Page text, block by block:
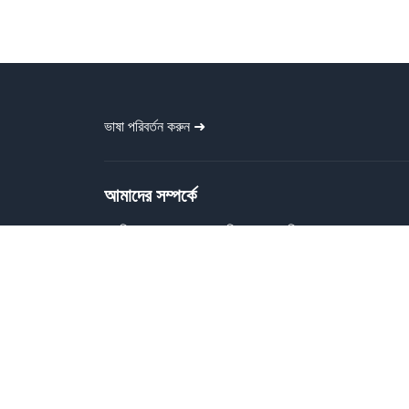
ভাষা পরিবর্তন করুন ➜
আমাদের সম্পর্কে
গ্রাফিক বাংলা প্রত্যেককে বিনামূল্যে গ্রাফিক